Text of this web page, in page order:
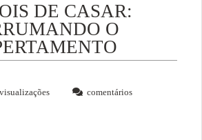
DE CASAR:
O
visualizações comentários